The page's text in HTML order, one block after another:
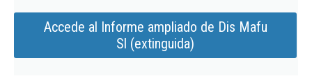
Accede al Informe ampliado de Dis Mafu
Sl (extinguida)